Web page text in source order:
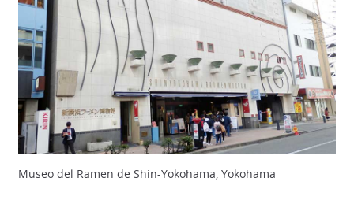
Museo del Ramen de Shin-Yokohama, Yokohama